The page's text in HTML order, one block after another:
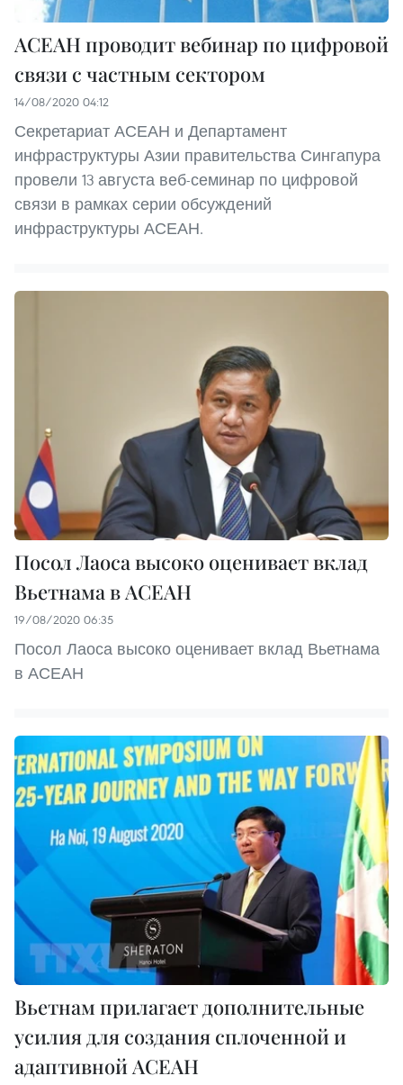
АСЕАН проводит вебинар по цифровой
связи с частным сектором
14/08/2020 04:12
Секретариат АСЕАН и Департамент
инфраструктуры Азии правительства Сингапура
провели 13 августа веб-семинар по цифровой
связи в рамках серии обсуждений
инфраструктуры АСЕАН.
Посол Лаоса высоко оценивает вклад
Вьетнама в АСЕАН
19/08/2020 06:35
Посол Лаоса высоко оценивает вклад Вьетнама
в АСЕАН
Вьетнам прилагает дополнительные
усилия для создания сплоченной и
адаптивной АСЕАН